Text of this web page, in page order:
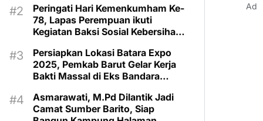
Peringati Hari Kemenkumham Ke-
78, Lapas Perempuan ikuti
Kegiatan Baksi Sosial Kebersihan
Persiapkan Lokasi Batara Expo
2025, Pemkab Barut Gelar Kerja
Bakti Massal di Eks Bandara
Asmarawati, M.Pd Dilantik Jadi
Camat Sumber Barito, Siap
Ad